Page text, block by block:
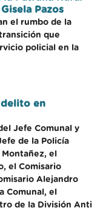
Pazos
el rumbo de la
que
policial en la
delito en
Jefe Comunal y
de la Policía
el
el Comisario
Alejandro
Comunal, el
de la División Anti